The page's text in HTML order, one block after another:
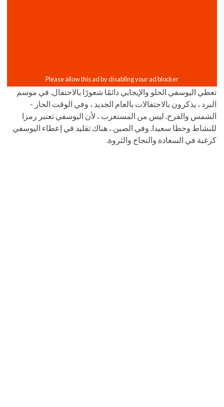
تعطي اليوسفي الحلو والإيجابي دائمًا شعورًا بالاحتفال. في موسم
البرد ، يذكرون بالاحتفالات بالعام الجديد ، وفي الوقت الحار -
الشمس والفرح. ليس من المستغرب ، لأن اليوسفي تعتبر رمزا
للنشاط وحظا سعيدا. وفي الصين ، هناك تقليد في إعطاء اليوسفي
كرغبة في السعادة والنجاح والثروة.